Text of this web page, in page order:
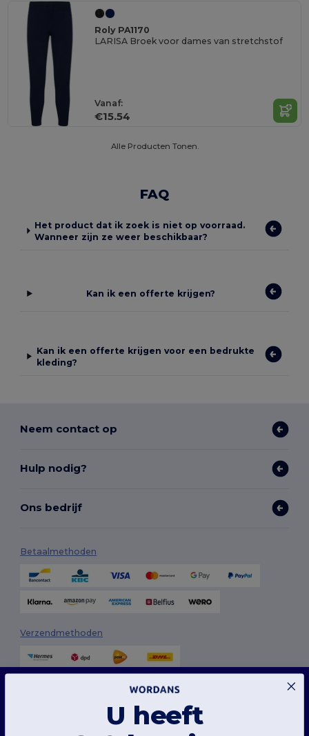
Roly PA1170
LARISA Broek voor dames van stretchstof
Vanaf:
€15.54
Alle Producten Tonen.
FAQ
Het product dat ik zoek is niet op voorraad.
Wanneer zijn ze weer beschikbaar?
Kan ik een offerte krijgen?
Kan ik een offerte krijgen voor een bedrukte
kleding?
Neem contact op
Hulp nodig?
Ons bedrijf
Betaalmethoden
Verzendmethoden
Deze website maakt gebruik van cookies
Onze website maakt gebruik van zowel onze eigen cookies als cookies van derden om
de algehele functionaliteit te verbeteren, uw voorkeuren te onthouden, de prestaties
van de website te analyseren en een vlotte en gepersonaliseerde browse-ervaring te
garanderen, inclusief op maat gemaakte inhoud, geoptimaliseerde interacties met
U heeft